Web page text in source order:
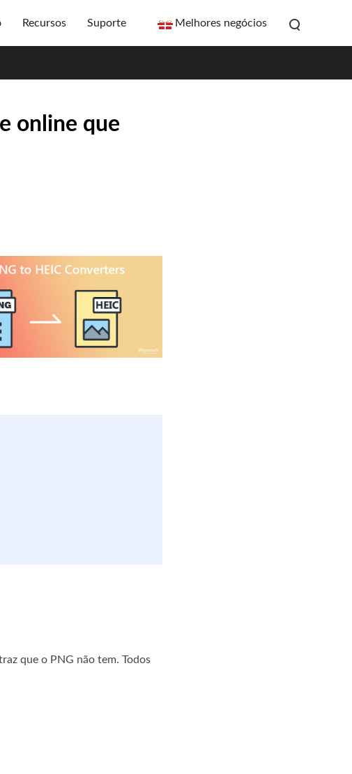
Recursos Suporte Melhores negócios
online que
que o PNG não tem. Todos